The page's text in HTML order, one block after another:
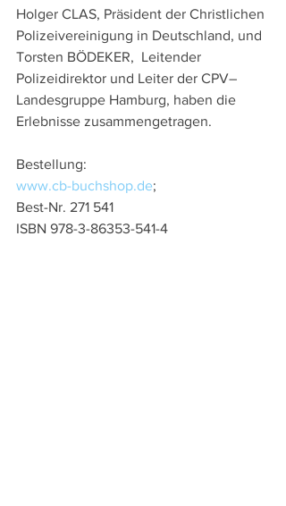
Holger CLAS, Präsident der Christlichen
Polizeivereinigung in Deutschland, und
Torsten BÖDEKER,  Leitender
Polizeidirektor und Leiter der CPV–
Landesgruppe Hamburg, haben die
Erlebnisse zusammengetragen.
Bestellung:
www.cb-buchshop.de;
Best-Nr. 271 541
ISBN 978-3-86353-541-4